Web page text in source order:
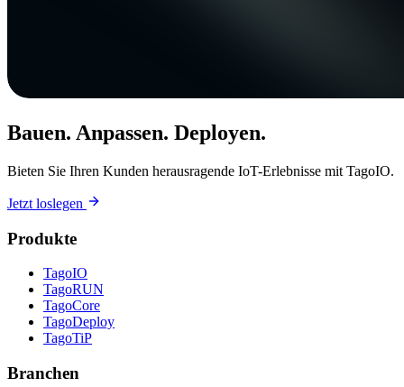
Bauen. Anpassen. Deployen.
Bieten Sie Ihren Kunden herausragende IoT-Erlebnisse mit TagoIO.
Jetzt loslegen
Produkte
TagoIO
TagoRUN
TagoCore
TagoDeploy
TagoTiP
Branchen